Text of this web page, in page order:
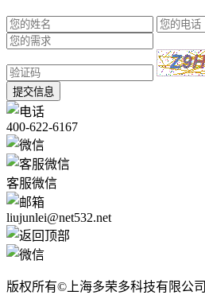
提交信息
400-622-6167
客服微信
liujunlei@net532.net
版权所有©上海多荣多科技有限公司